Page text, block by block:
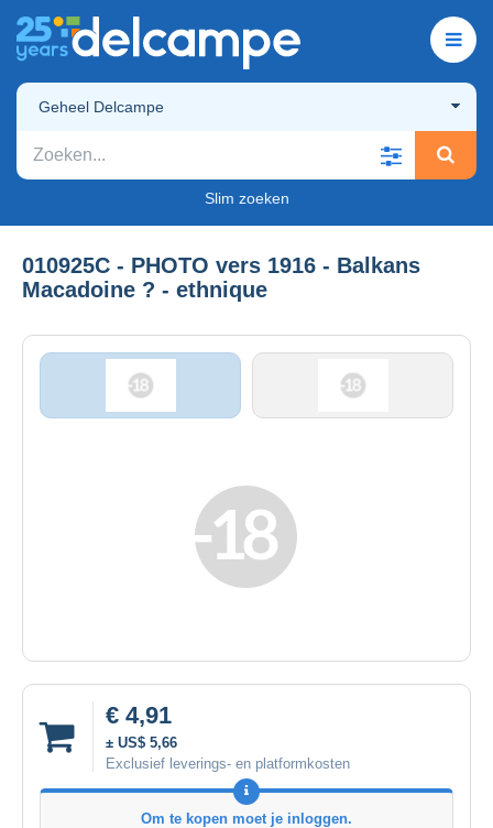
Geheel Delcampe
Slim zoeken
010925C - PHOTO vers 1916 - Balkans
Macadoine ? - ethnique
€ 4,91
± US$ 5,66
Exclusief leverings- en platformkosten
Om te kopen moet je inloggen.